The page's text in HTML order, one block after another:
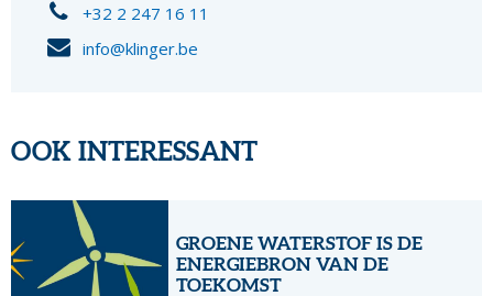
+32 2 247 16 11
info@klinger.be
OOK INTERESSANT
GROENE WATERSTOF IS DE
ENERGIEBRON VAN DE
TOEKOMST